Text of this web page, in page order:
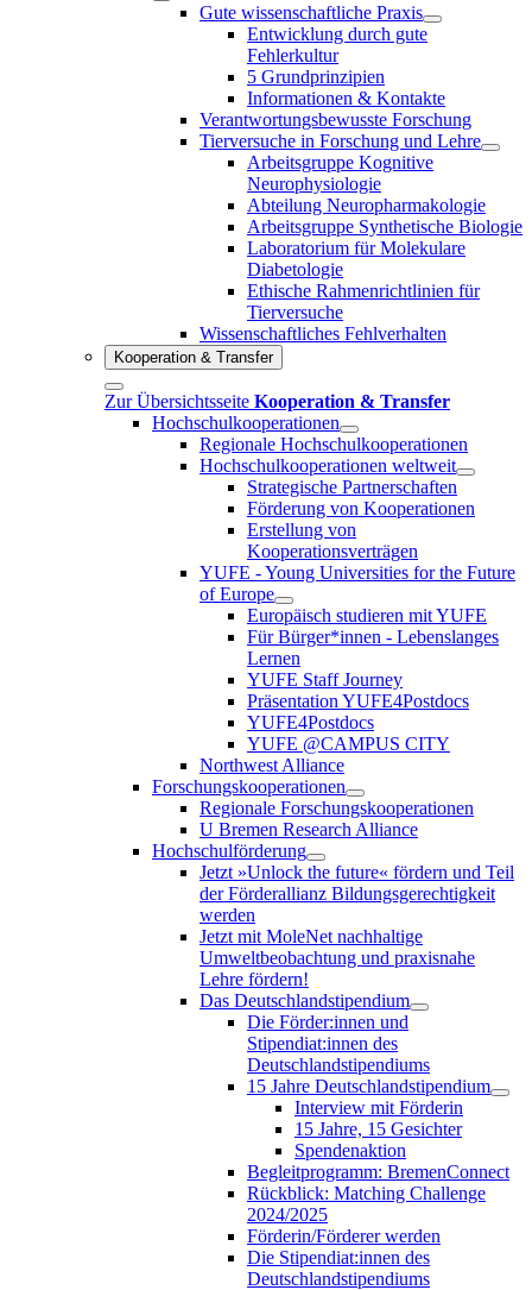
Gute wissenschaftliche Praxis
Entwicklung durch gute
Fehlerkultur
5 Grundprinzipien
Informationen & Kontakte
Verantwortungsbewusste Forschung
Tierversuche in Forschung und Lehre
Arbeitsgruppe Kognitive
Neurophysiologie
Abteilung Neuropharmakologie
Arbeitsgruppe Synthetische Biologie
Laboratorium für Molekulare
Diabetologie
Ethische Rahmenrichtlinien für
Tierversuche
Wissenschaftliches Fehlverhalten
Kooperation & Transfer
Zur Übersichtsseite Kooperation & Transfer
Hochschulkooperationen
Regionale Hochschulkooperationen
Hochschulkooperationen weltweit
Strategische Partnerschaften
Förderung von Kooperationen
Erstellung von
Kooperationsverträgen
YUFE - Young Universities for the Future
of Europe
Europäisch studieren mit YUFE
Für Bürger*innen - Lebenslanges
Lernen
YUFE Staff Journey
Präsentation YUFE4Postdocs
YUFE4Postdocs
YUFE @CAMPUS CITY
Northwest Alliance
Forschungskooperationen
Regionale Forschungskooperationen
U Bremen Research Alliance
Hochschulförderung
Jetzt »Unlock the future« fördern und Teil
der Förderallianz Bildungsgerechtigkeit
werden
Jetzt mit MoleNet nachhaltige
Umweltbeobachtung und praxisnahe
Lehre fördern!
Das Deutschlandstipendium
Die Förder:innen und
Stipendiat:innen des
Deutschlandstipendiums
15 Jahre Deutschlandstipendium
Interview mit Förderin
15 Jahre, 15 Gesichter
Spendenaktion
Begleitprogramm: BremenConnect
Rückblick: Matching Challenge
2024/2025
Förderin/Förderer werden
Die Stipendiat:innen des
Deutschlandstipendiums